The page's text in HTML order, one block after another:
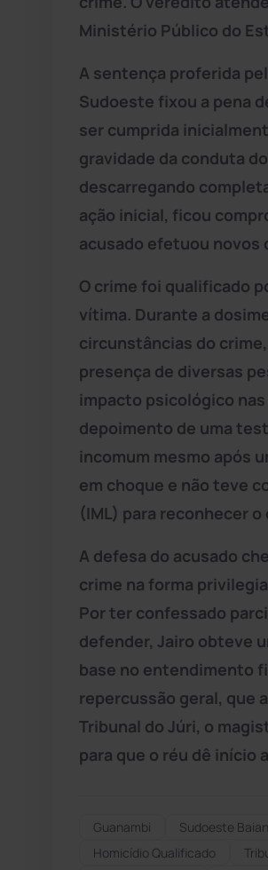
Ministério Público do
A sentença proferida
Sudoeste fixou a pena
ser cumprida
gravidade da conduta
descarregando
ação inicial, ficou
acusado efetuou novos
O crime foi qualificado
vítima. Durante a
circunstâncias do
presença de diversas
impacto psicológico
depoimento de uma
incomum mesmo após
em choque e não teve
(IML) para reconhecer
A defesa do acusado
crime na forma
Por ter confessado
defender, Jairo obteve
base no entendimento
repercussão geral, que
Tribunal do Júri, o
para que o réu dê início
Guanambi Sudoeste
Homicídio Qualificado